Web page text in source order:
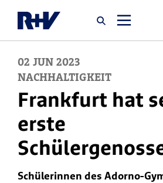
Startseite
Über uns
Karriere
02 JUN 2023
NACHHALTIGKEIT
Frankfurt hat
erste
Schülerinnen des Adorno-